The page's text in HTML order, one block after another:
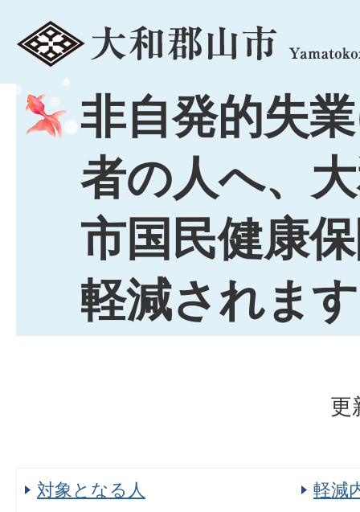
menu
非自発的失
者の人へ、
市国民健康
軽減されます
更
対象となる人
軽減